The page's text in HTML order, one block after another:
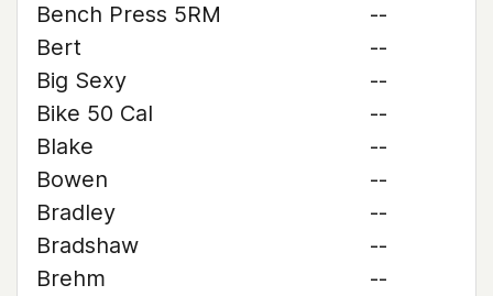
Bench Press 5RM
--
Bert
--
Big Sexy
--
Bike 50 Cal
--
Blake
--
Bowen
--
Bradley
--
Bradshaw
--
Brehm
--